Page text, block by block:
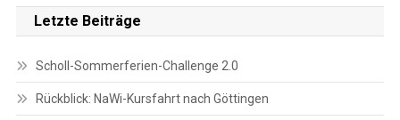
Letzte Beiträge
Scholl-Sommerferien-Challenge 2.0
Rückblick: NaWi-Kursfahrt nach Göttingen